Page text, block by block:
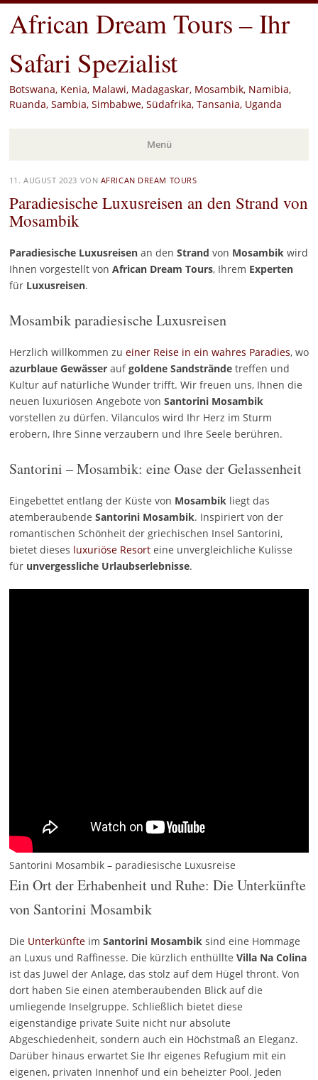
African Dream Tours – Ihr
Safari Spezialist
Botswana, Kenia, Malawi, Madagaskar, Mosambik, Namibia,
Ruanda, Sambia, Simbabwe, Südafrika, Tansania, Uganda
Menü
Zum
Inhalt
springen
11. AUGUST 2023 VON AFRICAN DREAM TOURS
Paradiesische Luxusreisen an den Strand von
Mosambik
Paradiesische Luxusreisenan den Strand von Mosambikwird
Ihnen vorgestellt von African Dream Tours, Ihrem Experten
für Luxusreisen.
Mosambik paradiesische Luxusreisen
Herzlich willkommen zu einer Reise in ein wahres Paradies, wo
azurblaue Gewässeraufgoldene Sandsträndetreffen und
Kultur auf natürliche Wunder trifft. Wir freuen uns, Ihnen die
neuen luxuriösen Angebote von Santorini Mosambik
vorstellen zu dürfen. Vilanculos wird Ihr Herz im Sturm
erobern, Ihre Sinne verzaubern und Ihre Seele berühren.
Santorini – Mosambik: eine Oase der Gelassenheit
Eingebettet entlang der Küste von Mosambikliegt das
atemberaubende Santorini Mosambik. Inspiriert von der
romantischen Schönheit der griechischen Insel Santorini,
bietet dieses luxuriöse Resorteine unvergleichliche Kulisse
für unvergessliche Urlaubserlebnisse.
Santorini Mosambik – paradiesische Luxusreise
Ein Ort der Erhabenheit und Ruhe: Die Unterkünfte
von Santorini Mosambik
Die Unterkünfteim Santorini Mosambiksind eine Hommage
an Luxus und Raffinesse. Die kürzlich enthüllte Villa Na Colina
ist das Juwel der Anlage, das stolz auf dem Hügel thront. Von
dort haben Sie einen atemberaubenden Blick auf die
umliegende Inselgruppe. Schließlich bietet diese
eigenständige private Suite nicht nur absolute
Abgeschiedenheit, sondern auch ein Höchstmaß an Eleganz.
Darüber hinaus erwartet Sie Ihr eigenes Refugium mit ein
eigenen, privaten Innenhof und ein beheizter Pool. Jeden